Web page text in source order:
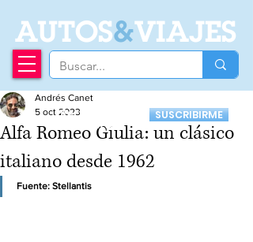
AUTOS&VIAJES
Recibí nuestro
Newsletter
SUSCRIBIRME
Alfa Romeo Giulia: un clásico
italiano desde 1962
Andrés Canet
5 oct 2023
Fuente: Stellantis